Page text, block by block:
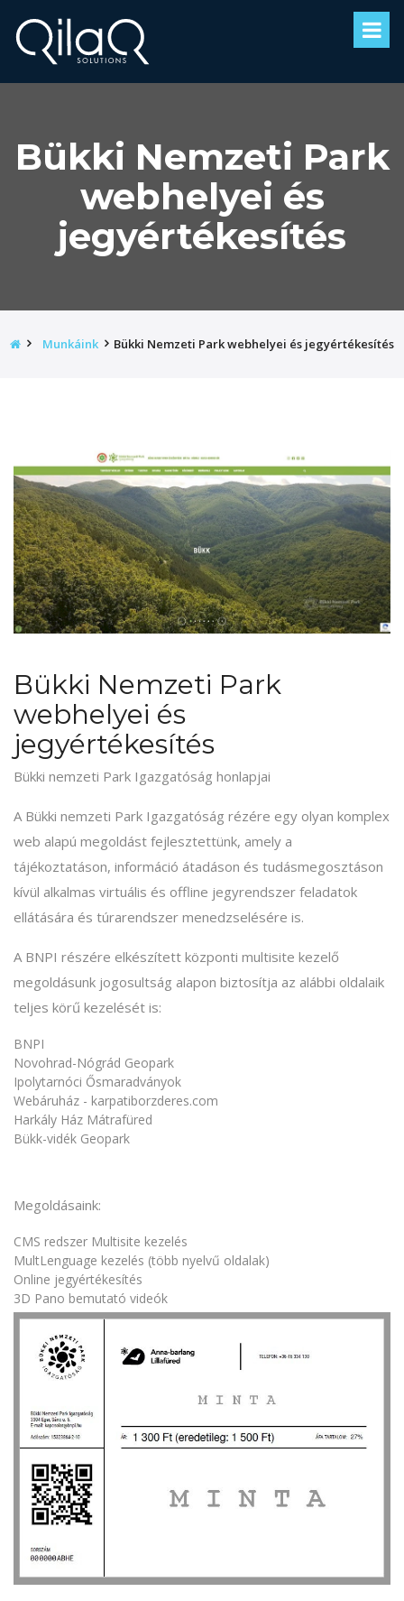
Bükki Nemzeti Park
webhelyei és
jegyértékesítés
Kezdőoldal
Munkáink Bükki Nemzeti Park webhelyei és jegyértékesítés
Bükki Nemzeti Park
webhelyei és
jegyértékesítés
Bükki nemzeti Park Igazgatóság honlapjai
A Bükki nemzeti Park Igazgatóság rézére egy olyan komplex
web alapú megoldást fejlesztettünk, amely a
tájékoztatáson, információ átadáson és tudásmegosztáson
kívül alkalmas virtuális és offline jegyrendszer feladatok
ellátására és túrarendszer menedzselésére is.
A BNPI részére elkészített központi multisite kezelő
megoldásunk jogosultság alapon biztosítja az alábbi oldalaik
teljes körű kezelését is:
BNPI
Novohrad-Nógrád Geopark
Ipolytarnóci Ősmaradványok
Webáruház - karpatiborzderes.com
Harkály Ház Mátrafüred
Bükk-vidék Geopark
Megoldásaink:
CMS redszer Multisite kezelés
MultLenguage kezelés (több nyelvű oldalak)
Online jegyértékesítés
3D Pano bemutató videók